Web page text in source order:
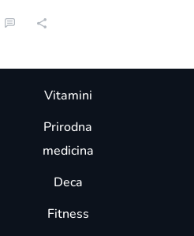
Vitamini
Prirodna
medicina
Deca
Fitness